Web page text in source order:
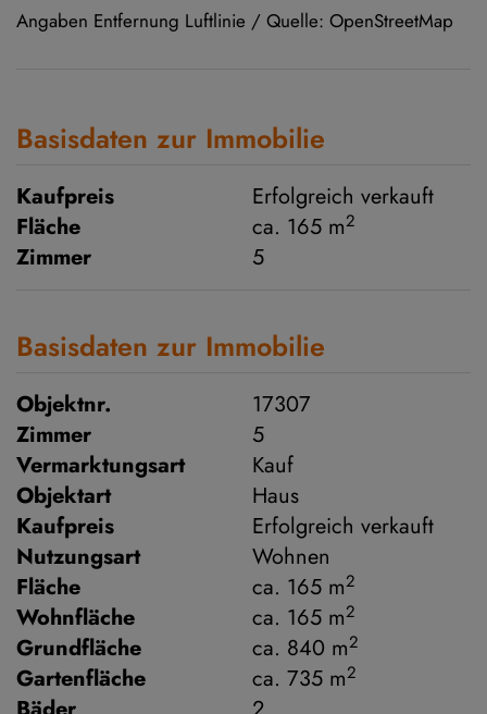
Angaben Entfernung Luftlinie / Quelle: OpenStreetMap
Basisdaten zur Immobilie
Kaufpreis
Erfolgreich verkauft
Fläche
ca. 165 m2
Zimmer 5
Basisdaten zur Immobilie
Objektnr.
17307
Zimmer
5
Vermarktungsart
Kauf
Objektart
Haus
Kaufpreis
Erfolgreich verkauft
Nutzungsart
Wohnen
Fläche
ca. 165 m2
Wohnfläche ca. 165 m2
Grundfläche ca. 840 m2
Gartenfläche ca. 735 m2